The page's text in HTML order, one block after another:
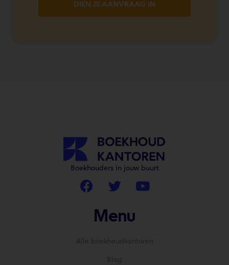
DIEN JE AANVRAAG IN
Boekhouders in jouw buurt
Menu
Alle boekhoudkantoren
Blog